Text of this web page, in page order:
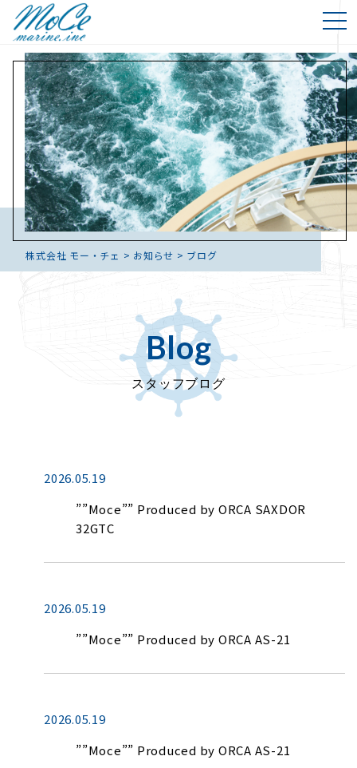
株式会社 モー・チェ > お知らせ > ブログ
Blog
スタッフブログ
2026.05.19
””Moce”” Produced by ORCA SAXDOR
32GTC
2026.05.19
””Moce”” Produced by ORCA AS-21
2026.05.19
””Moce”” Produced by ORCA AS-21